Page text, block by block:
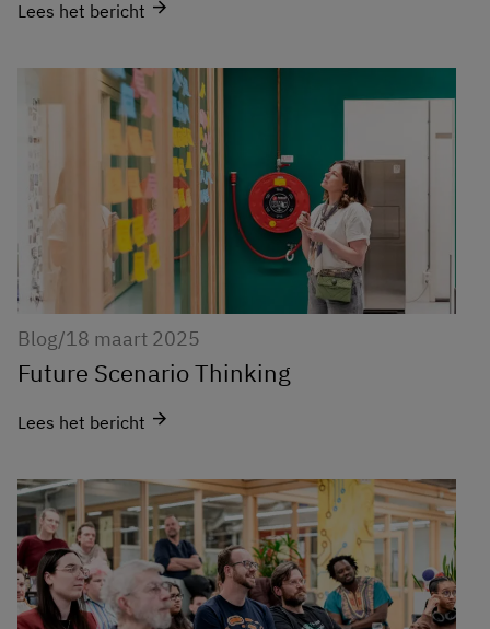
Lees het bericht arrow_forward
Blog/18 maart 2025
Future Scenario Thinking
Lees het bericht arrow_forward